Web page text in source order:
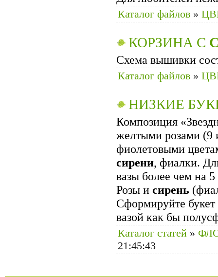
Каталог файлов »
КОРЗИНА С
Схема вышивки
Каталог файлов »
НИЗКИЕ
Композиция
желтыми розами (9
фиолетовыми
сирени, фиалки.
вазы более чем на
Розы и сирень
Сформируйте букет
вазой как бы
Каталог статей »
21:45:43